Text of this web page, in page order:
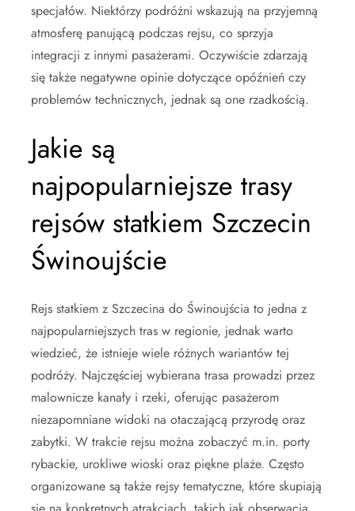
specjałów. Niektórzy podróżni wskazują na przyjemną
atmosferę panującą podczas rejsu, co sprzyja
integracji z innymi pasażerami. Oczywiście zdarzają
się także negatywne opinie dotyczące opóźnień czy
problemów technicznych, jednak są one rzadkością.
Jakie są
najpopularniejsze trasy
rejsów statkiem Szczecin
Świnoujście
Rejs statkiem z Szczecina do Świnoujścia to jedna z
najpopularniejszych tras w regionie, jednak warto
wiedzieć, że istnieje wiele różnych wariantów tej
podróży. Najczęściej wybierana trasa prowadzi przez
malownicze kanały i rzeki, oferując pasażerom
niezapomniane widoki na otaczającą przyrodę oraz
zabytki. W trakcie rejsu można zobaczyć m.in. porty
rybackie, urokliwe wioski oraz piękne plaże. Często
organizowane są także rejsy tematyczne, które skupiają